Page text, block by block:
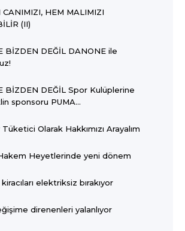
CANIMIZI, HEM MALIMIZI
(II)
BİZDEN DEĞİL DANONE ile
BİZDEN DEĞİL Spor Kulüplerine
sponsoru PUMA...
Olarak Hakkımızı Arayalım
Heyetlerinde yeni dönem
elektriksiz bırakıyor
direnenleri yalanlıyor